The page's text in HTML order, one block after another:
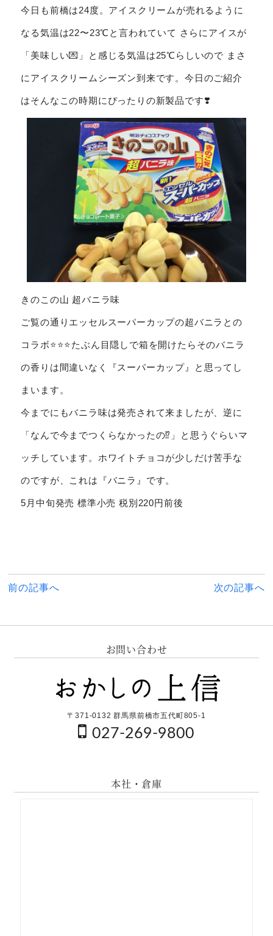
今日も前橋は24度。アイスクリームが売れるように
なる気温は22〜23℃と言われていて さらにアイスが
「美味しい💌」と感じる気温は25℃らしいので まさ
にアイスクリームシーズン到来です。今日のご紹介
はそんなこの時期にぴったりの新製品です❣️
きのこの山 超バニラ味
ご覧の通りエッセルスーパーカップの超バニラとの
コラボ⭐️⭐️⭐️たぶん目隠しで箱を開けたらそのバニラ
の香りは間違いなく『スーパーカップ』と思ってし
まいます。
今までにもバニラ味は発売されて来ましたが、逆に
「なんで今までつくらなかったの⁉️」と思うぐらいマ
ッチしています。ホワイトチョコが少しだけ苦手な
のですが、これは『バニラ』です。
5月中旬発売 標準小売 税別220円前後
前
前の記事へ 次の記事へ
お問い合わせ
〒371-0132 群馬県前橋市五代町805-1
027-269-9800
本社・倉庫